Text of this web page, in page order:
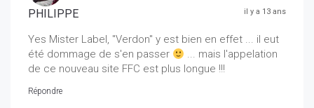
PHILIPPE il y a 13 ans
Yes Mister Label, "Verdon" y est bien en effet ... il eut
été dommage de s'en passer
... mais l'appelation
de ce nouveau site FFC est plus longue !!!
Répondre